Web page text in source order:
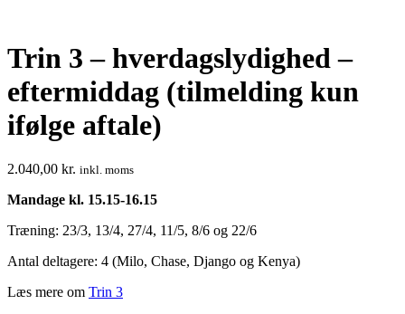
Trin 3 – hverdagslydighed –
eftermiddag (tilmelding kun
ifølge aftale)
2.040,00 kr. inkl. moms
Mandage kl. 15.15-16.15
Træning: 23/3, 13/4, 27/4, 11/5, 8/6 og 22/6
Antal deltagere: 4 (Milo, Chase, Django og Kenya)
Læs mere om Trin 3